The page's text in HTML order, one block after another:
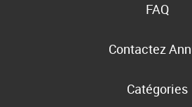
FAQ
Contactez
Catégories